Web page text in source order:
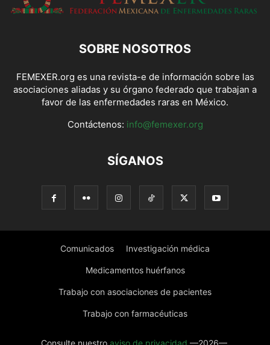
SOBRE NOSOTROS
FEMEXER.org es una revista-e de información sobre las
asociaciones aliadas y su órgano federado que trabajan a
favor de las enfermedades raras en México.
Contáctenos: info@femexer.org
SÍGANOS
Comunicados Investigación médica
Medicamentos huérfanos
Trabajo con asociaciones de pacientes
Trabajo con farmacéuticas
Consulte nuestro aviso de privacidad —2026—.